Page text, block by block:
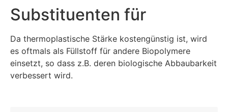
Substituenten für
Da thermoplastische Stärke kostengünstig ist, wird
es oftmals als Füllstoff für andere Biopolymere
einsetzt, so dass z.B. deren biologische Abbaubarkeit
verbessert wird.